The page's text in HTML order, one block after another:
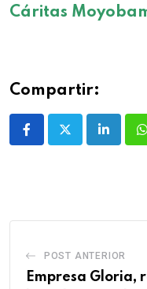
Cáritas
Compartir:
POST ANTERIOR
Empresa Gloria,